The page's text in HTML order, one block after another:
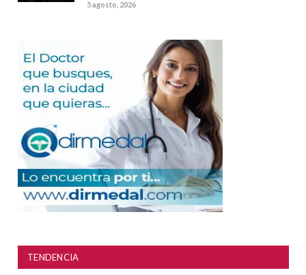
5 agosto, 2026
TENDENCIA